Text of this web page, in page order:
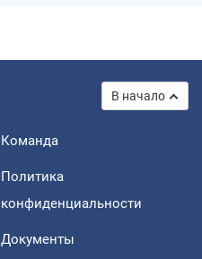
В начало
Команда
Политика
конфиденциальности
Документы